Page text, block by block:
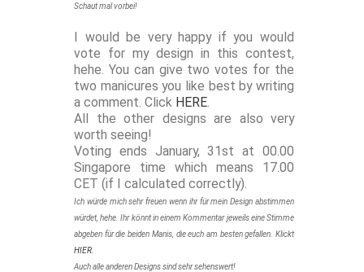
Schaut mal vorbei!
I would be very happy if you would
vote for my design in this contest,
hehe. You can give two votes for the
two manicures you like best by writing
a comment. Click HERE
All the other designs are also very
worth seeing!
Voting ends January, 31st at 00.00
Singapore time which means 17.00
CET (if I calculated correctly).
Ich würde mich sehr freuen wenn ihr für mein Design abstimmen
würdet, hehe. Ihr könnt in einem Kommentar jeweils eine Stimme
abgeben für die beiden Manis, die euch am besten gefallen. Klickt
HIER.
Auch alle anderen Designs sind sehr sehenswert!